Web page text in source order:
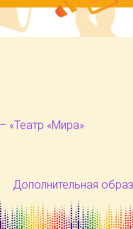
«Театр «Мира»
Дополнительная